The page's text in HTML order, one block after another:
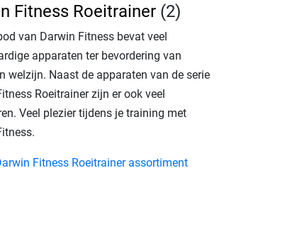
Fitness Roeitrainer (2)
van Darwin Fitness bevat veel
apparaten ter bevordering van
welzijn. Naast de apparaten van de serie
Roeitrainer zijn er ook veel
Veel plezier tijdens je training met
Fitness Roeitrainer assortiment